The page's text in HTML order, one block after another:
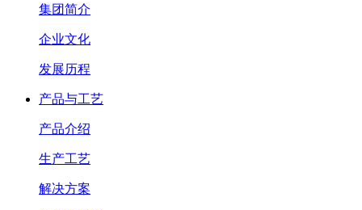
集团简介
企业文化
发展历程
产品与工艺
产品介绍
生产工艺
解决方案